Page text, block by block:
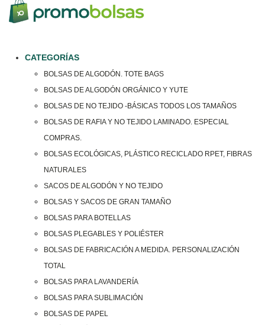
CATEGORÍAS
BOLSAS DE ALGODÓN. TOTE BAGS
BOLSAS DE ALGODÓN ORGÁNICO Y YUTE
BOLSAS DE NO TEJIDO -BÁSICAS TODOS LOS TAMAÑOS
BOLSAS DE RAFIA Y NO TEJIDO LAMINADO. ESPECIAL
COMPRAS.
BOLSAS ECOLÓGICAS, PLÁSTICO RECICLADO RPET, FIBRAS
NATURALES
SACOS DE ALGODÓN Y NO TEJIDO
BOLSAS Y SACOS DE GRAN TAMAÑO
BOLSAS PARA BOTELLAS
BOLSAS PLEGABLES Y POLIÉSTER
BOLSAS DE FABRICACIÓN A MEDIDA. PERSONALIZACIÓN
TOTAL
BOLSAS PARA LAVANDERÍA
BOLSAS PARA SUBLIMACIÓN
BOLSAS DE PAPEL